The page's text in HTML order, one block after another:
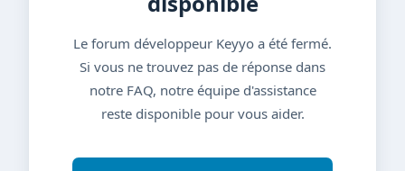
Le forum développeur Keyyo a été fermé.
Si vous ne trouvez pas de réponse dans
notre FAQ, notre équipe d'assistance
reste disponible pour vous aider.